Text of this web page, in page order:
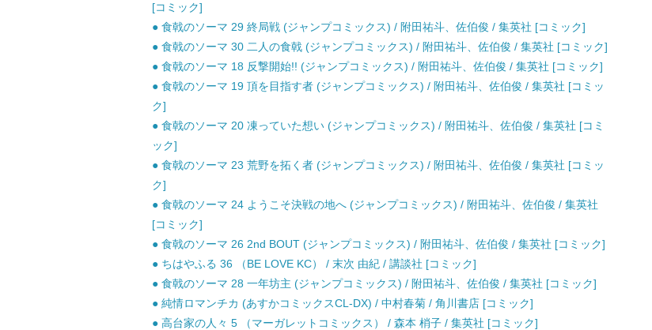
[コミック]
● 食戟のソーマ 29 終局戦 (ジャンプコミックス) / 附田祐斗、佐伯俊 / 集英社 [コミック]
● 食戟のソーマ 30 二人の食戟 (ジャンプコミックス) / 附田祐斗、佐伯俊 / 集英社 [コミック]
● 食戟のソーマ 18 反撃開始!! (ジャンプコミックス) / 附田祐斗、佐伯俊 / 集英社 [コミック]
● 食戟のソーマ 19 頂を目指す者 (ジャンプコミックス) / 附田祐斗、佐伯俊 / 集英社 [コミッ
ク]
● 食戟のソーマ 20 凍っていた想い (ジャンプコミックス) / 附田祐斗、佐伯俊 / 集英社 [コミ
ック]
● 食戟のソーマ 23 荒野を拓く者 (ジャンプコミックス) / 附田祐斗、佐伯俊 / 集英社 [コミッ
ク]
● 食戟のソーマ 24 ようこそ決戦の地へ (ジャンプコミックス) / 附田祐斗、佐伯俊 / 集英社
[コミック]
● 食戟のソーマ 26 2nd BOUT (ジャンプコミックス) / 附田祐斗、佐伯俊 / 集英社 [コミック]
● ちはやふる 36 （BE LOVE KC） / 末次 由紀 / 講談社 [コミック]
● 食戟のソーマ 28 一年坊主 (ジャンプコミックス) / 附田祐斗、佐伯俊 / 集英社 [コミック]
● 純情ロマンチカ (あすかコミックスCL-DX) / 中村春菊 / 角川書店 [コミック]
● 高台家の人々 5 （マーガレットコミックス） / 森本 梢子 / 集英社 [コミック]